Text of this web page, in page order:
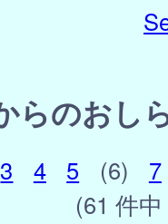
らのおし
3 4 5 (6)
7
(61 件